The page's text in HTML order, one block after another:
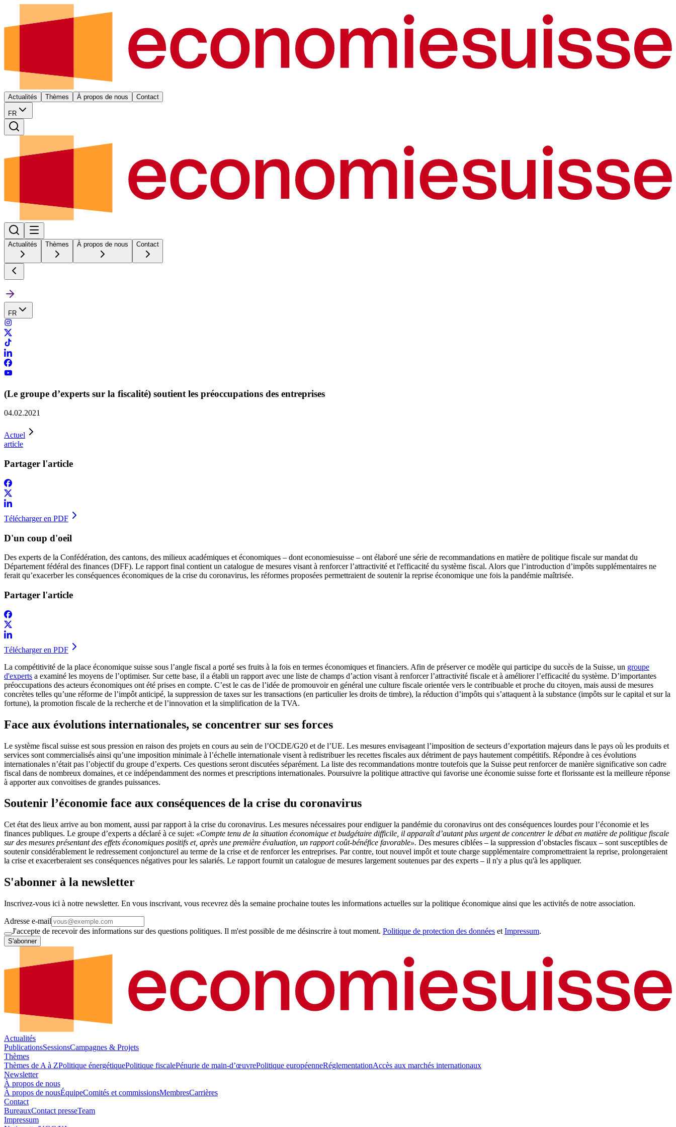
Actualités Thèmes À propos de nous Contact
FR
Actualités Thèmes À propos de nous Contact
FR
(Le groupe d’experts sur la fiscalité) soutient les préoccupations des entreprises
04.02.2021
Actuel
article
Partager l'article
Télécharger en PDF
D'un coup d'oeil
Des experts de la Confédération, des cantons, des milieux académiques et économiques – dont economiesuisse – ont élaboré une série de recommandations en matière de politique fiscale sur mandat du
Département fédéral des finances (DFF). Le rapport final contient un catalogue de mesures visant à renforcer l’attractivité et l'efficacité du système fiscal. Alors que l’introduction d’impôts supplémentaires ne
ferait qu’exacerber les conséquences économiques de la crise du coronavirus, les réformes proposées permettraient de soutenir la reprise économique une fois la pandémie maîtrisée.
Partager l'article
Télécharger en PDF
La compétitivité de la place économique suisse sous l’angle fiscal a porté ses fruits à la fois en termes économiques et financiers. Afin de préserver ce modèle qui participe du succès de la Suisse, un groupe
d'experts a examiné les moyens de l’optimiser. Sur cette base, il a établi un rapport avec une liste de champs d’action visant à renforcer l’attractivité fiscale et à améliorer l’efficacité du système. D’importantes
préoccupations des acteurs économiques ont été prises en compte. C’est le cas de l’idée de promouvoir en général une culture fiscale orientée vers le contribuable et proche du citoyen, mais aussi de mesures
concrètes telles qu’une réforme de l’impôt anticipé, la suppression de taxes sur les transactions (en particulier les droits de timbre), la réduction d’impôts qui s’attaquent à la substance (impôts sur le capital et sur la
fortune), la promotion fiscale de la recherche et de l’innovation et la simplification de la TVA.
Face aux évolutions internationales, se concentrer sur ses forces
Le système fiscal suisse est sous pression en raison des projets en cours au sein de l’OCDE/G20 et de l’UE. Les mesures envisageant l’imposition de secteurs d’exportation majeurs dans le pays où les produits et
services sont commercialisés ainsi qu’une imposition minimale à l’échelle internationale visent à redistribuer les recettes fiscales aux détriment de pays hautement compétitifs. Répondre à ces évolutions
internationales n’était pas l’objectif du groupe d’experts. Ces questions seront discutées séparément. La liste des recommandations montre toutefois que la Suisse peut renforcer de manière significative son cadre
fiscal dans de nombreux domaines, et ce indépendamment des normes et prescriptions internationales. Poursuivre la politique attractive qui favorise une économie suisse forte et florissante est la meilleure réponse
à apporter aux convoitises de grandes puissances.
Soutenir l’économie face aux conséquences de la crise du coronavirus
Cet état des lieux arrive au bon moment, aussi par rapport à la crise du coronavirus. Les mesures nécessaires pour endiguer la pandémie du coronavirus ont des conséquences lourdes pour l’économie et les
finances publiques. Le groupe d’experts a déclaré à ce sujet: «Compte tenu de la situation économique et budgétaire difficile, il apparaît d’autant plus urgent de concentrer le débat en matière de politique fiscale
sur des mesures présentant des effets économiques positifs et, après une première évaluation, un rapport coût-bénéfice favorable». Des mesures ciblées – la suppression d’obstacles fiscaux – sont susceptibles de
soutenir considérablement le redressement conjoncturel au terme de la crise et de renforcer les entreprises. Par contre, tout nouvel impôt et toute charge supplémentaire compromettraient la reprise, prolongeraient
la crise et exacerberaient ses conséquences négatives pour les salariés. Le rapport fournit un catalogue de mesures largement soutenues par des experts – il n'y a plus qu'à les appliquer.
S'abonner à la newsletter
Inscrivez-vous ici à notre newsletter. En vous inscrivant, vous recevrez dès la semaine prochaine toutes les informations actuelles sur la politique économique ainsi que les activités de notre association.
Adresse e-mail
J'accepte de recevoir des informations sur des questions politiques. Il m'est possible de me désinscrire à tout moment. Politique de protection des données et Impressum.
S'abonner
Actualités
PublicationsSessionsCampagnes & Projets
Thèmes
Thèmes de A à ZPolitique énergétiquePolitique fiscalePénurie de main-d’œuvrePolitique européenneRéglementationAccès aux marchés internationaux
Newsletter
À propos de nous
À propos de nousÉquipeComités et commissionsMembresCarrières
Contact
BureauxContact presseTeam
Impressum